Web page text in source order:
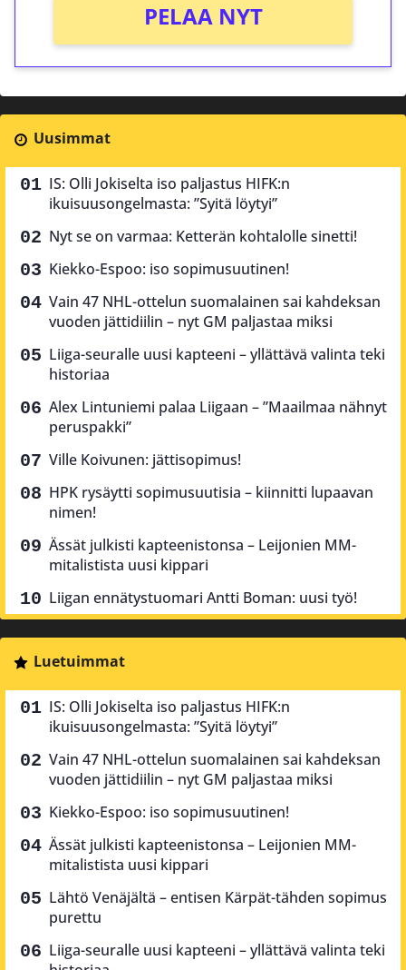
PELAA NYT
Uusimmat
IS: Olli Jokiselta iso paljastus HIFK:n
ikuisuusongelmasta: ”Syitä löytyi”
Nyt se on varmaa: Ketterän kohtalolle sinetti!
Kiekko-Espoo: iso sopimusuutinen!
Vain 47 NHL-ottelun suomalainen sai kahdeksan
vuoden jättidiilin – nyt GM paljastaa miksi
Liiga-seuralle uusi kapteeni – yllättävä valinta teki
historiaa
Alex Lintuniemi palaa Liigaan – ”Maailmaa nähnyt
peruspakki”
Ville Koivunen: jättisopimus!
HPK rysäytti sopimusuutisia – kiinnitti lupaavan
nimen!
Ässät julkisti kapteenistonsa – Leijonien MM-
mitalistista uusi kippari
Liigan ennätystuomari Antti Boman: uusi työ!
Luetuimmat
IS: Olli Jokiselta iso paljastus HIFK:n
ikuisuusongelmasta: ”Syitä löytyi”
Vain 47 NHL-ottelun suomalainen sai kahdeksan
vuoden jättidiilin – nyt GM paljastaa miksi
Kiekko-Espoo: iso sopimusuutinen!
Ässät julkisti kapteenistonsa – Leijonien MM-
mitalistista uusi kippari
Lähtö Venäjältä – entisen Kärpät-tähden sopimus
purettu
Liiga-seuralle uusi kapteeni – yllättävä valinta teki